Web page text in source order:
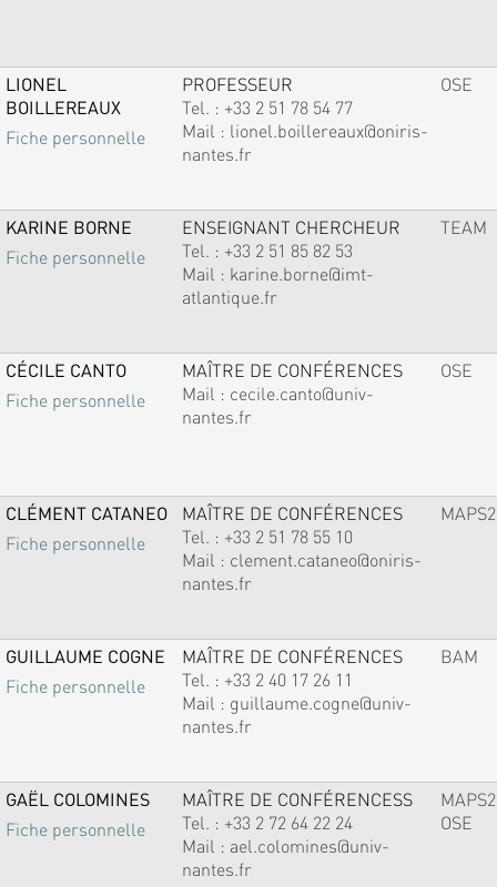
LIONEL
BOILLEREAUX
Fiche personnelle
PROFESSEUR
Tel. : +33 2 51 78 54 77
Mail : lionel.boillereaux@oniris-
nantes.fr
OSE
KARINE BORNE
Fiche personnelle
ENSEIGNANT CHERCHEUR
Tel. : +33 2 51 85 82 53
Mail : karine.borne@imt-
atlantique.fr
TEAM
CÉCILE CANTO
Fiche personnelle
MAÎTRE DE CONFÉRENCES
Mail : cecile.canto@univ-
nantes.fr
OSE
CLÉMENT CATANEO
Fiche personnelle
MAÎTRE DE CONFÉRENCES
Tel. : +33 2 51 78 55 10
Mail : clement.cataneo@oniris-
nantes.fr
MAPS2
GUILLAUME COGNE
Fiche personnelle
MAÎTRE DE CONFÉRENCES
Tel. : +33 2 40 17 26 11
Mail : guillaume.cogne@univ-
nantes.fr
BAM
GAËL COLOMINES
Fiche personnelle
MAÎTRE DE CONFÉRENCESS
Tel. : +33 2 72 64 22 24
Mail : ael.colomines@univ-
nantes.fr
MAPS2
OSE